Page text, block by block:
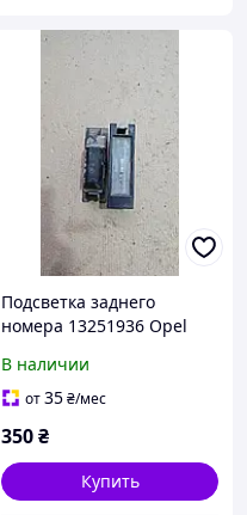
Подсветка заднего
номера 13251936 Opel
1.6 бензин
В наличии
от35₴/мес
350₴
Купить